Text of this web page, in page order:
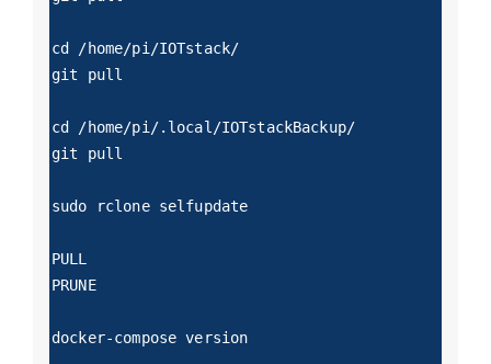
cd /home/pi/IOTstack/
git pull
cd /home/pi/.local/IOTstackBackup/
git pull
sudo rclone selfupdate
PULL
PRUNE
docker-compose version